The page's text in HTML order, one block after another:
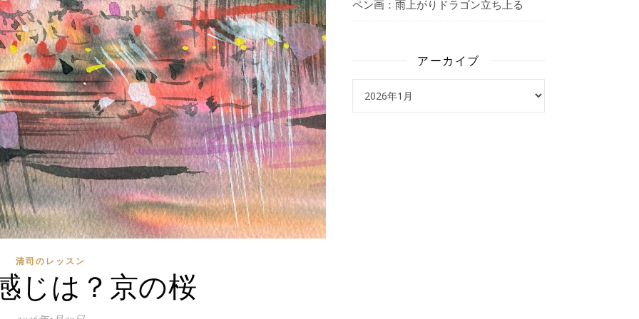
清司のレッスン
じは？京の桜
ペン画：雨上がりドラゴン立ち上る
アーカイブ